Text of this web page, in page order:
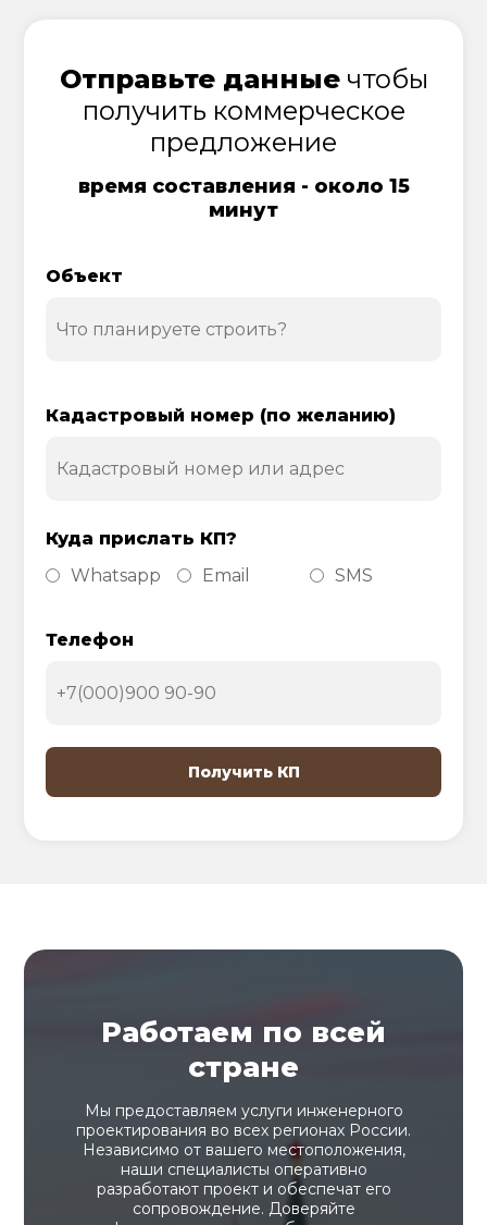
Отправьте данныечтобы
получить коммерческое
предложение
время составления - около 15
минут
Объект
Кадастровый номер (по желанию)
Куда прислать КП?
Whatsapp
Email SMS
Телефон
Работаем по всей
стране
Мы предоставляем услуги инженерного
проектирования во всех регионах России.
Независимо от вашего местоположения,
наши специалисты оперативно
разработают проект и обеспечат его
сопровождение. Доверяйте